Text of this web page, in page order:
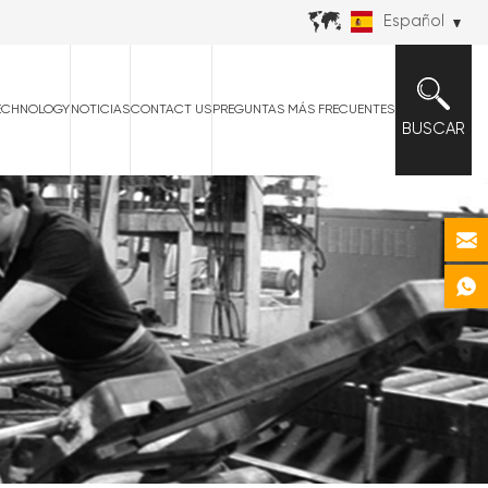
Español
BUSCAR
NOTICIASCONTACT US PREGUNTAS MÁS FRECUENTES